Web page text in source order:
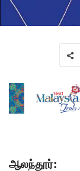
ஆலந்தூர்: